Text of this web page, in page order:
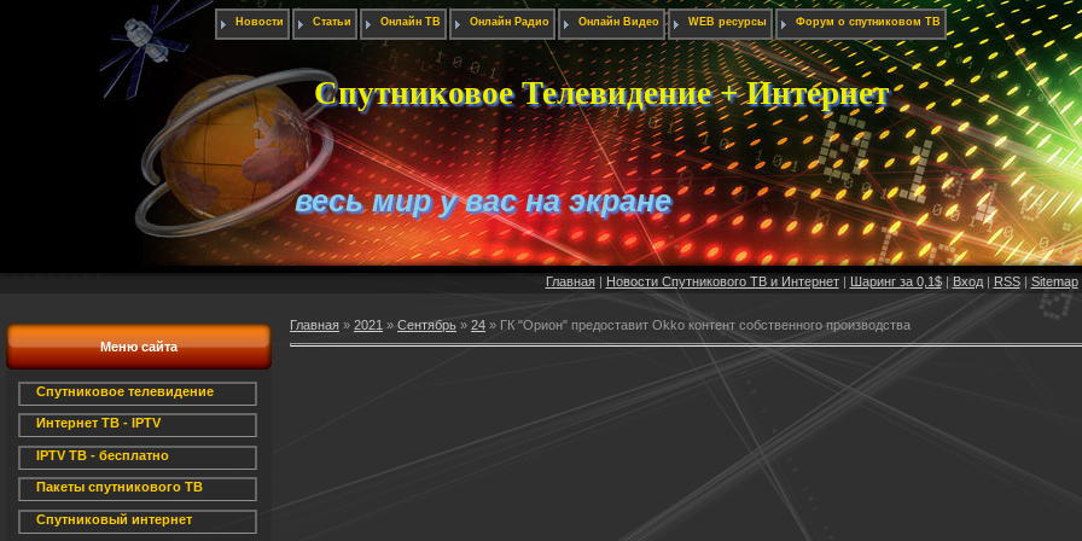
Новости Статьи Онлайн ТВ Онлайн Радио Онлайн Видео WEB ресурсы Форум о спутниковом ТВ
Спутниковое Телевидение + Интернет
весь мир у вас на экране
Главная| Новости Спутникового ТВ и Интернет| Шаринг за 0,1$| Вход| RSS| Sitemap
Меню сайта
Спутниковое телевидение
Интернет ТВ - IPTV
IPTV ТВ - бесплатно
Пакеты спутникового ТВ
Спутниковый интернет
Главная » 2021 » Сентябрь » 24 » ГК "Орион" предоставит Оkko контент собственного производства